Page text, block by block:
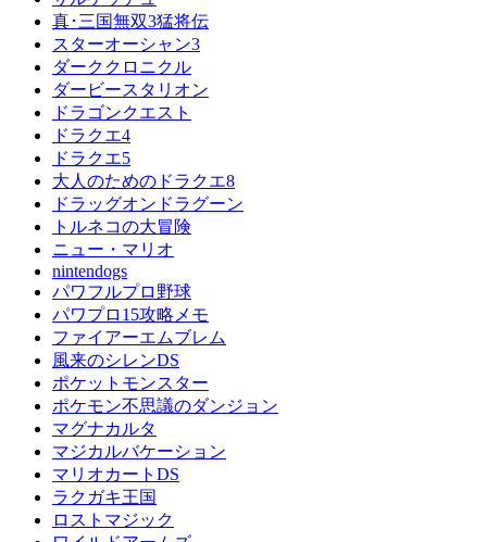
真･三国無双3猛将伝
スターオーシャン3
ダーククロニクル
ダービースタリオン
ドラゴンクエスト
ドラクエ4
ドラクエ5
大人のためのドラクエ8
ドラッグオンドラグーン
トルネコの大冒険
ニュー・マリオ
nintendogs
パワフルプロ野球
パワプロ15攻略メモ
ファイアーエムブレム
風来のシレンDS
ポケットモンスター
ポケモン不思議のダンジョン
マグナカルタ
マジカルバケーション
マリオカートDS
ラクガキ王国
ロストマジック